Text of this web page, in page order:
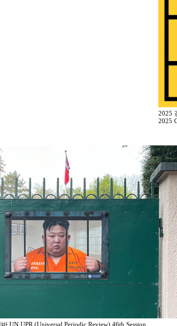
2025
2025
UN UPR (Universal Periodic Review) 46th Session,